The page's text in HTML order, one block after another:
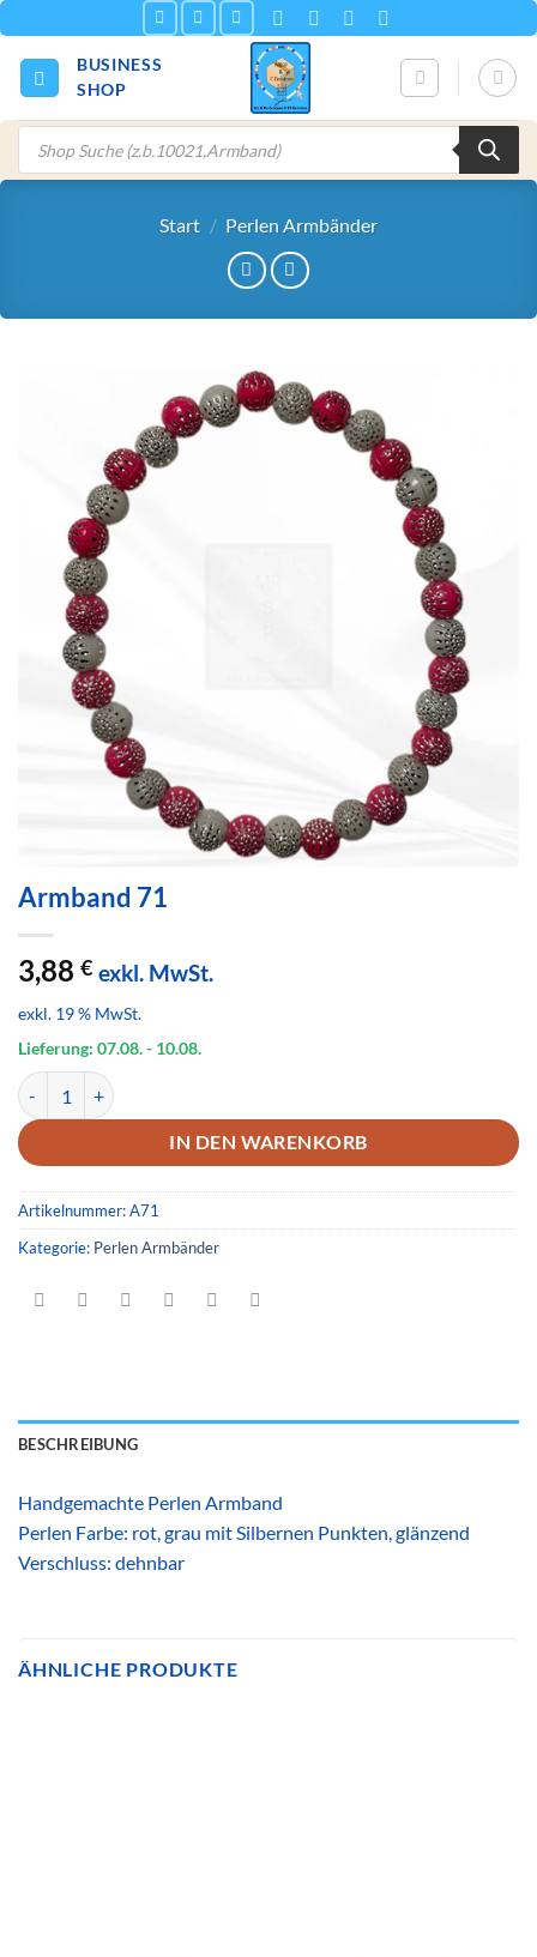
Inhalt
springen
BUSINESS
SHOP
Products
search
Start / Perlen Armbänder
Armband 71
3,88 € exkl. MwSt.
exkl. 19 % MwSt.
Lieferung: 07.08.- 10.08.
Armband 71 Menge
IN DEN WARENKORB
Artikelnummer:A71
Kategorie: Perlen Armbänder
BESCHREIBUNG
Handgemachte Perlen Armband
Perlen Farbe: rot, grau mit Silbernen Punkten, glänzend
Verschluss: dehnbar
ÄHNLICHE PRODUKTE